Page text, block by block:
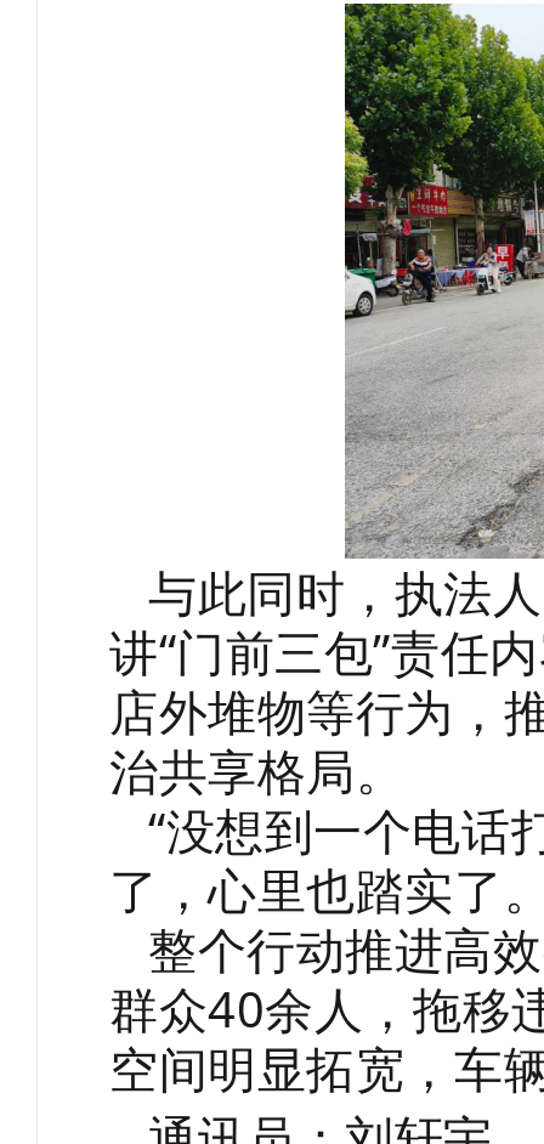
与此同时，执法
讲“门前三包”责任
店外堆物等行为，
治共享格局。
“没想到一个电话
了，心里也踏实了
整个行动推进高
群众40余人，拖移
空间明显拓宽，车